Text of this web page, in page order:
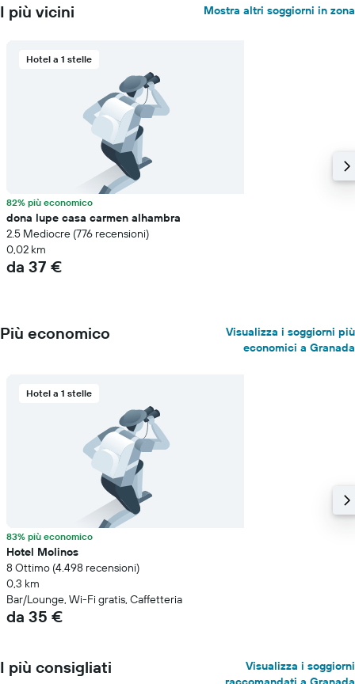
I più vicini Mostra altri soggiorni in zona
Hotel a 1 stelle
82% più economico
dona lupe casa carmen alhambra
2.5 Mediocre (776 recensioni)
0,02 km
da 37 €
Più economico
Visualizza i soggiorni più
economici a Granada
Hotel a 1 stelle
83% più economico
Hotel Molinos
8 Ottimo (4.498 recensioni)
0,3 km
Bar/Lounge, Wi-Fi gratis, Caffetteria
da 35 €
I più consigliati
Visualizza i soggiorni